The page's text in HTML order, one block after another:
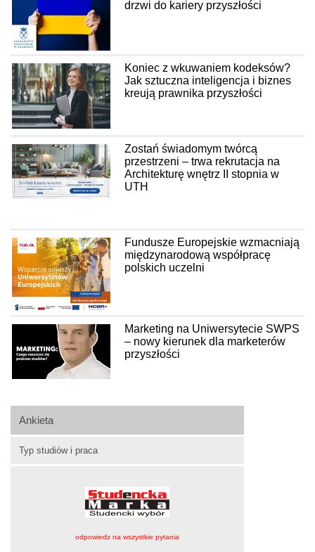
Ankieta
Typ studiów i praca
odpowiedz na wszystkie pytania
drzwi do kariery przyszłości
Koniec z wkuwaniem kodeksów?
Jak sztuczna inteligencja i biznes
kreują prawnika przyszłości
Zostań świadomym twórcą
przestrzeni – trwa rekrutacja na
Architekturę wnętrz II stopnia w
UTH
Fundusze Europejskie wzmacniają
międzynarodową współpracę
polskich uczelni
Marketing na Uniwersytecie SWPS
– nowy kierunek dla marketerów
przyszłości